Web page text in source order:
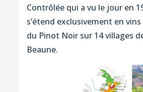
Contrôlée qui a vu le jour en
s’étend exclusivement en
du Pinot Noir sur 14 villages
Beaune.